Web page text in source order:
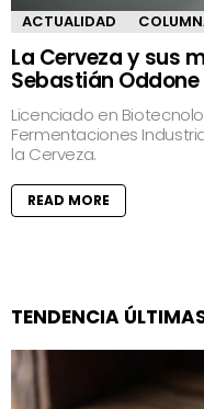
ACTUALIDAD
La Cerveza y sus
Sebastián Oddone
Licenciado en
Fermentaciones
la Cerveza.
READ MORE
TENDENCIA